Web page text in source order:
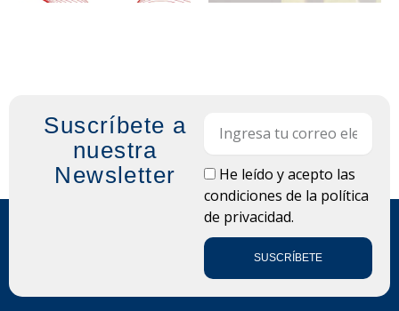
Suscríbete a
nuestra
Newsletter
LOPDHe leído y acepto las
condiciones de la política
de privacidad.
SUSCRÍBETE